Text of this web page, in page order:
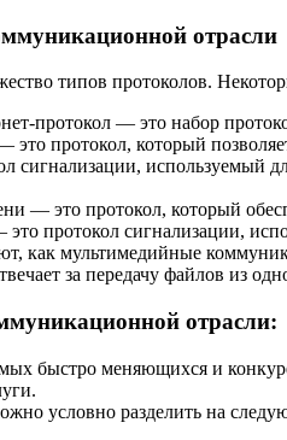
отрасли
типов протоколов.
протокол — это набор
протокол, который
сигнализации, используемый
— это протокол, который
протокол сигнализации,
как мультимедийные
за передачу файлов из
отрасли:
быстро меняющихся и
условно разделить на